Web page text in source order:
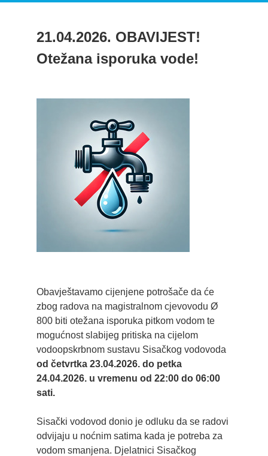
21.04.2026. OBAVIJEST!
Otežana isporuka vode!
Obavještavamo cijenjene potrošače da će
zbog radova na magistralnom cjevovodu Ø
800 biti otežana isporuka pitkom vodom te
mogućnost slabijeg pritiska na cijelom
vodoopskrbnom sustavu Sisačkog vodovoda
od četvrtka 23.04.2026. do petka
24.04.2026. u vremenu od 22:00 do 06:00
sati.
Sisački vodovod donio je odluku da se radovi
odvijaju u noćnim satima kada je potreba za
vodom smanjena. Djelatnici Sisačkog